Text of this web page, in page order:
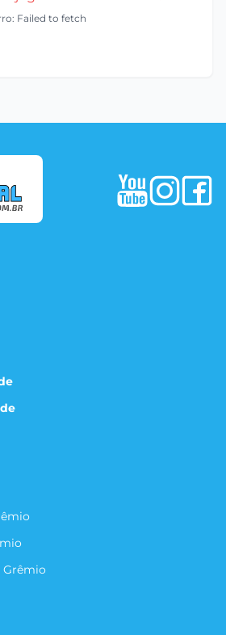
Failed to fetch
Grêmio